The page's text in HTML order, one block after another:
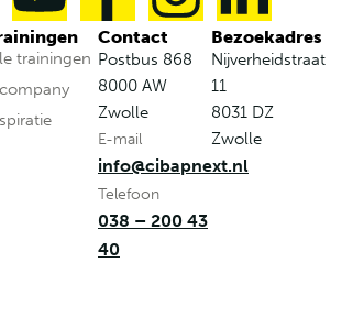
trainingen
Contact
Postbus 868
8000 AW
Zwolle
info@cibapnext.nl
038 – 200 43
40
Bezoekadres
Nijverheidstraat
11
8031 DZ
Zwolle